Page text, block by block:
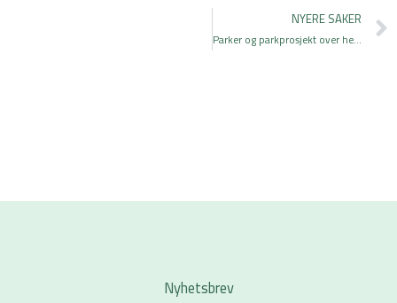
NYERE SAKER
Parker og parkprosjekt over hele landet fikk 10 millioner i støtte
Nyhetsbrev